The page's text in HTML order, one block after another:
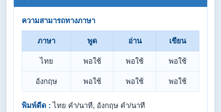
ความสามารถทางภาษา
ภาษา พูด อ่าน เขียน
ไทย พอใช้ พอใช้ พอใช้
อังกฤษ พอใช้ พอใช้ พอใช้
พิมพ์ดีด : ไทย คำ/นาที, อังกฤษ คำ/นาที